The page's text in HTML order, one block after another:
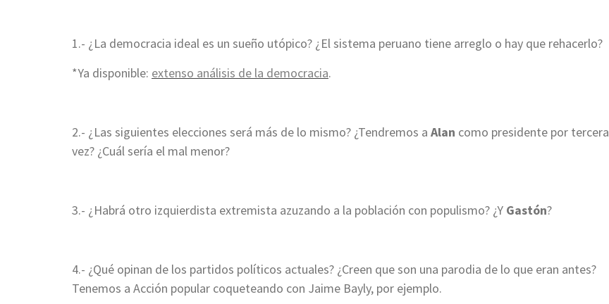
1.- ¿La democracia ideal es un sueño utópico? ¿El sistema peruano tiene arreglo o hay que rehacerlo?
*Ya disponible: extenso análisis de la democracia.
2.- ¿Las siguientes elecciones será más de lo mismo? ¿Tendremos a Alan como presidente por tercera
vez? ¿Cuál sería el mal menor?
3.- ¿Habrá otro izquierdista extremista azuzando a la población con populismo? ¿Y Gastón?
4.- ¿Qué opinan de los partidos políticos actuales? ¿Creen que son una parodia de lo que eran antes?
Tenemos a Acción popular coqueteando con Jaime Bayly, por ejemplo.